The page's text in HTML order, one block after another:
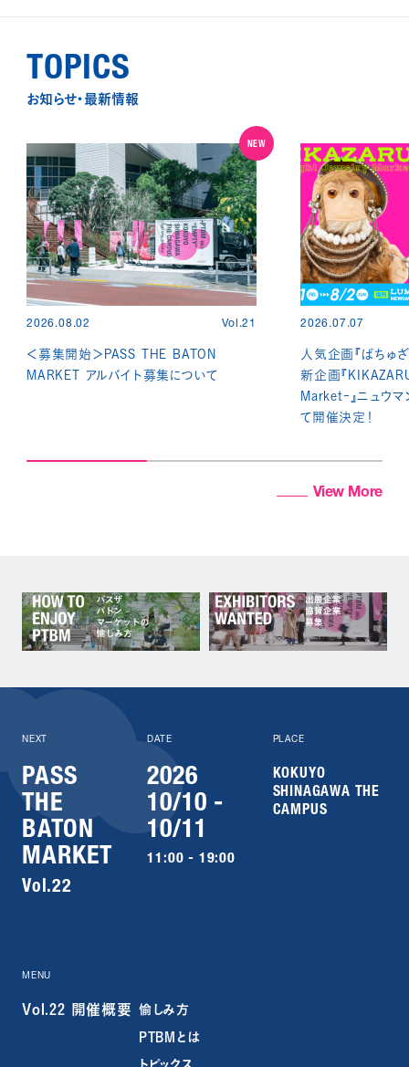
TOPICS
お知らせ・最新情報
View More
NEW
2026.08.02 Vol.21
＜募集開始＞PASS THE BATON
MARKET アルバイト募集について
2026.07.07
人気企画『ぱちゅ
新企画『
Market-』ニュウ
て開催決定！
NEXT
PASS
THE
BATON
MARKET
Vol.22
DATE
2026
10/10 -
10/11
11:00 - 19:00
PLACE
KOKUYO
SHINAGAWA THE
CAMPUS
MENU
Vol.22 開催概要 愉しみ方
PTBMとは